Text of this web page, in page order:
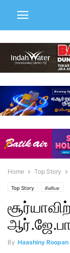
Home Top Story
Top Story சினிமா
By Haashiny Roopan